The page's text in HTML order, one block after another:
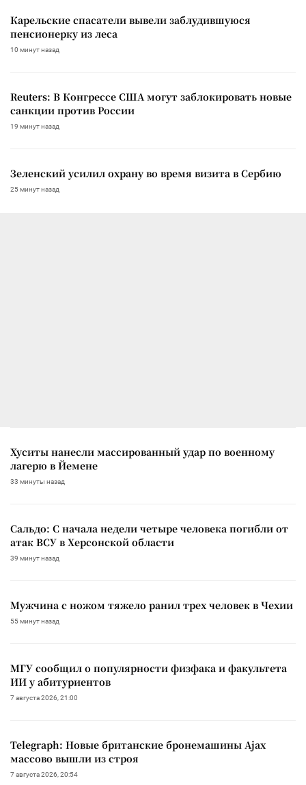
Карельские спасатели вывели заблудившуюся
пенсионерку из леса
10 минут назад
Reuters: В Конгрессе США могут заблокировать новые
санкции против России
19 минут назад
Зеленский усилил охрану во время визита в Сербию
25 минут назад
Хуситы нанесли массированный удар по военному
лагерю в Йемене
33 минуты назад
Сальдо: С начала недели четыре человека погибли от
атак ВСУ в Херсонской области
39 минут назад
Мужчина с ножом тяжело ранил трех человек в Чехии
55 минут назад
МГУ сообщил о популярности физфака и факультета
ИИ у абитуриентов
7 августа 2026, 21:00
Telegraph: Новые британские бронемашины Ajax
массово вышли из строя
7 августа 2026, 20:54